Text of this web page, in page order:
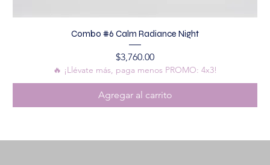
Combo #6 Calm Radiance Night
Precio
$3,760.00
🔥 ¡Llévate más, paga menos PROMO: 4x3!
Agregar al carrito